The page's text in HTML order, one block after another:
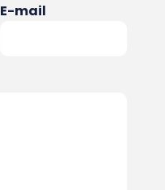
E-mail